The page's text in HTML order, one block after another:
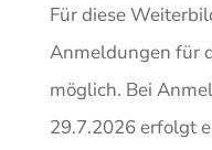
Für diese
Anmeldungen für
möglich. Bei
29.7.2026 erfolgt